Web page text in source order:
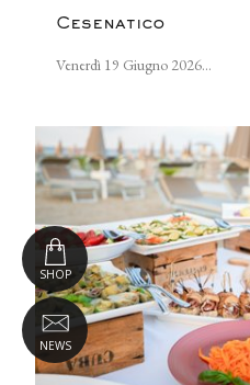
SHOP
NEWS
Cesenatico
Venerdì 19 Giugno 2026...